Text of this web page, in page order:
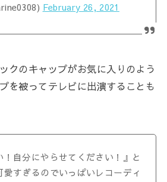
February 26, 2021
クのキャップがお気に入りのよう
を被ってテレビに出演することも
！自分にやらせてください！』と
すぎるのでいっぱいレコーディ